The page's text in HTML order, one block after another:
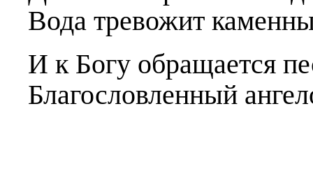
Вода тревожит
И к Богу обращается
Благословленный